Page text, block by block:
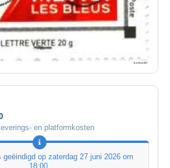
en platformkosten
geëindigd op zaterdag 27 juni 2026 om
18:00.